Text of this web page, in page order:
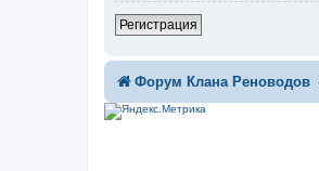
Регистрация
Форум Клана Реноводов